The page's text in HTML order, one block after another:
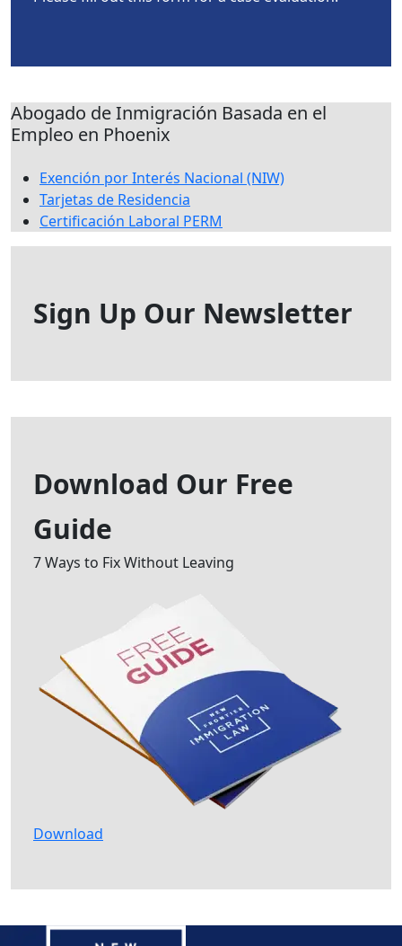
Abogado de Inmigración Basada en el
Empleo en Phoenix
Exención por Interés Nacional (NIW)
Tarjetas de Residencia
Certificación Laboral PERM
Sign Up Our Newsletter
Download Our Free
Guide
7 Ways to Fix Without Leaving
Download